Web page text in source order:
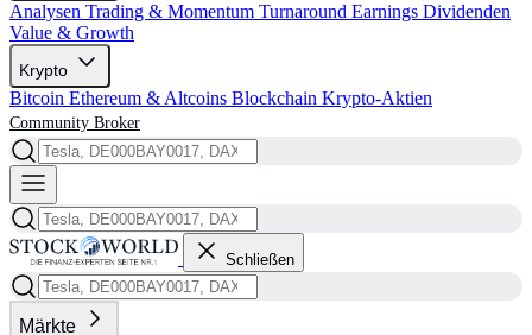
Analysen Trading & Momentum Turnaround Earnings Dividenden
Value & Growth
Krypto
Bitcoin Ethereum & Altcoins Blockchain Krypto-Aktien
Community Broker
Schließen
Märkte